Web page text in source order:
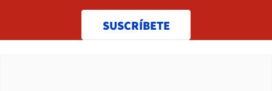
SUSCRÍBETE